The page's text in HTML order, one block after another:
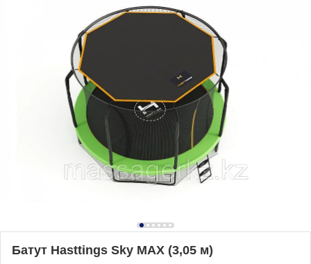
Батут Hasttings Sky MAX (3,05 м)